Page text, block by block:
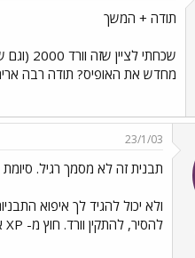
תודה + המשך
מחדש את האופיס? תודה רבה
23/1/03
תבנית זה לא מסמך רגיל. סיומת DOT
ולא יכול להגיד לך איפוא
להסיר, להתקין וורד. חוץ מ- XP אני חושב שזה נמצא בPROGRAM FILES שב- C בתוך תיקיית MICROSOFT OFFICE בתיקיית TEMPLATES.